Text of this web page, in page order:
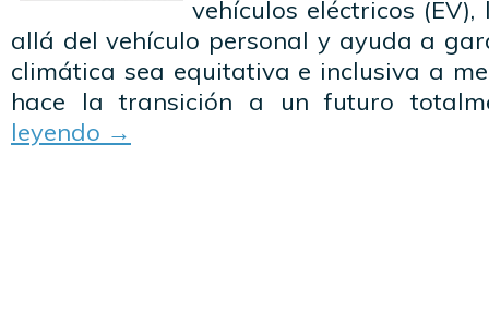
vehículos eléctricos
allá del vehículo personal y ayuda a
climática sea equitativa e inclusiva a
hace la transición a un futuro
leyendo →